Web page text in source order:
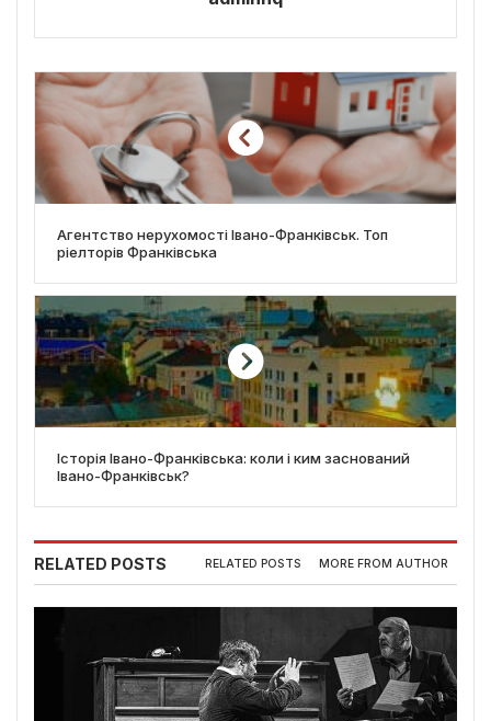
Агентство нерухомості Івано-Франківськ. Топ
ріелторів Франківська
Історія Івано-Франківська: коли і ким заснований
Івано-Франківськ?
RELATED POSTS RELATED POSTS MORE FROM AUTHOR